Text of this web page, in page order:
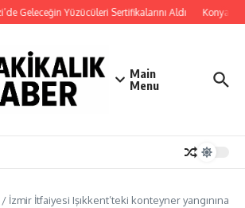
Geleceğin Yüzücüleri Sertifikalarını Aldı Konya
Main
Menu
/ İzmir İtfaiyesi Işıkkent’teki konteyner yangınına